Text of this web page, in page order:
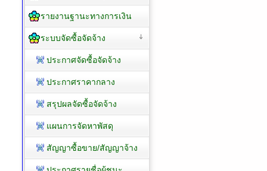
รายงานฐานะทางการเงิน
ระบบจัดซื้อจัดจ้าง
ประกาศจัดซื้อจัดจ้าง
ประกาศราคากลาง
สรุปผลจัดซื้อจัดจ้าง
แผนการจัดหาพัสดุ
สัญญาซื้อขาย/สัญญาจ้าง